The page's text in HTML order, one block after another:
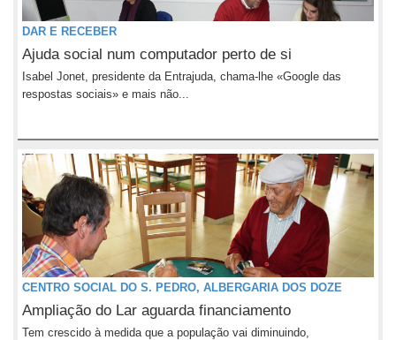
DAR E RECEBER
Ajuda social num computador perto de si
Isabel Jonet, presidente da Entrajuda, chama-lhe «Google das
respostas sociais» e mais não...
CENTRO SOCIAL DO S. PEDRO, ALBERGARIA DOS DOZE
Ampliação do Lar aguarda financiamento
Tem crescido à medida que a população vai diminuindo,